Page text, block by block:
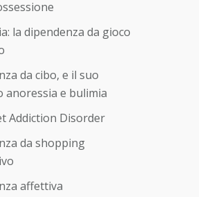
la dipendenza da gioco
da cibo, e il suo
anoressia e bulimia
Addiction Disorder
da shopping
affettiva